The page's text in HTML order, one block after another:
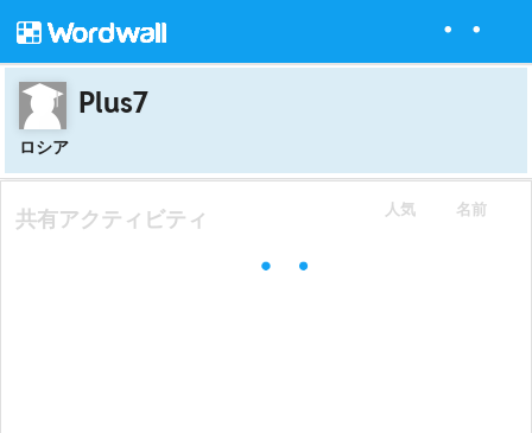
Plus7
ロシア
人気 名前
共有アクティビティ